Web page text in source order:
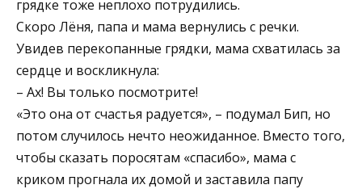
грядке тоже неплохо потрудились.
Скоро Лёня, папа и мама вернулись с речки.
Увидев перекопанные грядки, мама схватилась за
сердце и воскликнула:
– Ах! Вы только посмотрите!
«Это она от счастья радуется», – подумал Бип, но
потом случилось нечто неожиданное. Вместо того,
чтобы сказать поросятам «спасибо», мама с
криком прогнала их домой и заставила папу